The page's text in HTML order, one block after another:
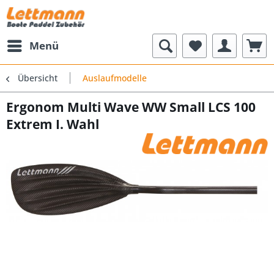
Menü
Übersicht Auslaufmodelle
Ergonom Multi Wave WW Small LCS 100
Extrem I. Wahl